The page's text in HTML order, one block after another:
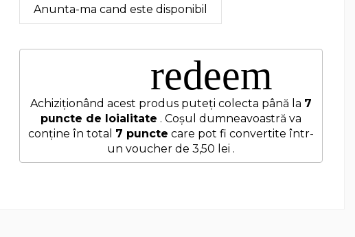
redeem
Achiziționând acest produs puteți colecta până la 7
puncte de loialitate . Coșul dumneavoastră va
conține în total 7 puncte care pot fi convertite într-
un voucher de 3,50 lei .